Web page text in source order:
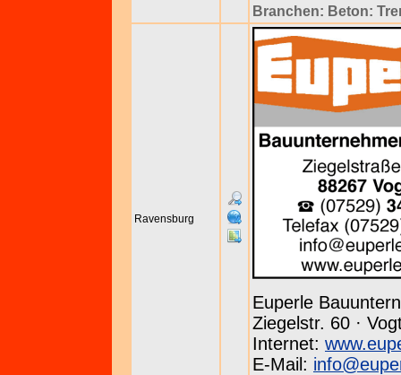
Branchen: Beton:
Ravensburg
Euperle
Ziegelstr. 60 ·
Internet:
E-Mail: